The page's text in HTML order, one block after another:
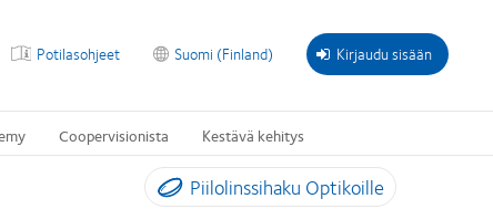
Kirjaudu sisään
Suomi (Finland)
Potilasohjeet
Coopervisionista Kestävä kehitys
Piilolinssihaku Optikoille